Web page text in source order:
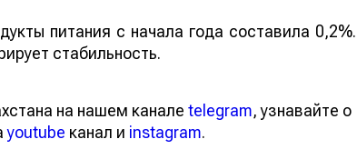
питания с начала года составила 0,2%.
стабильность.
на нашем канале telegram, узнавайте о
youtube канал и instagram.